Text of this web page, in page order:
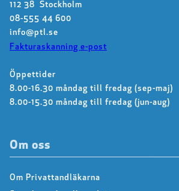
112 38 Stockholm
08-555 44 600
info@ptl.se
Fakturaskanning e-post
Öppettider
8.00-16.30 måndag till fredag (sep-maj)
8.00-15.30 måndag till fredag (jun-aug)
Om oss
Om Privattandläkarna